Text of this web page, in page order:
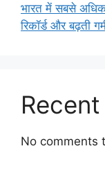
भारत में सबसे
रिकॉर्ड और बढ़ती
No comments